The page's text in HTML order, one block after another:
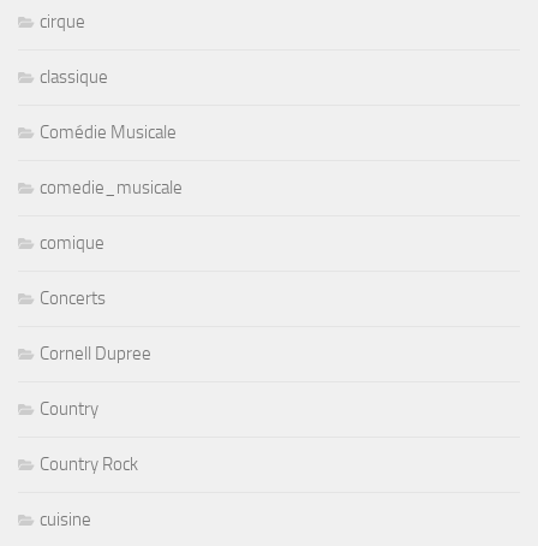
cirque
classique
Comédie Musicale
comedie_musicale
comique
Concerts
Cornell Dupree
Country
Country Rock
cuisine